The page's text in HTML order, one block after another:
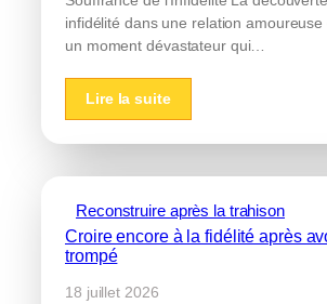
infidélité dans une relation
un moment dévastateur qui…
Lire la suite
Reconstruire après la trahison
Croire encore à la fidélité après
trompé
18 juillet 2026